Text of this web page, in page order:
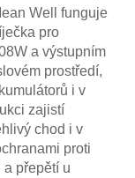
Well funguje
pro
a výstupním
prostředí,
i v
zajistí
chod i v
proti
přepětí u